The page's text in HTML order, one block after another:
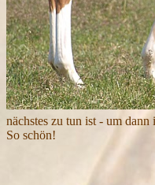
nächstes zu tun ist - um
So schön!